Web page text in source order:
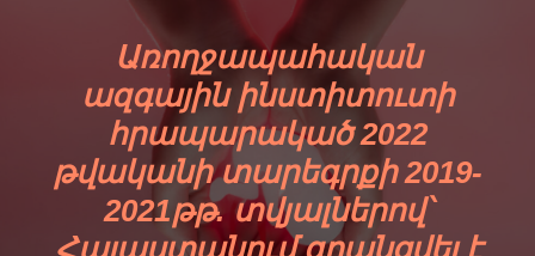
Առողջապահական
ազգային ինստիտուտի
հրապարակած 2022
թվականի տարեգրքի 2019-
2021թթ. տվյալներով՝
Հայաստանում գրանցվել է